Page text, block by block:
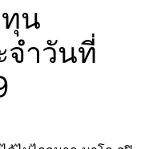
น
จำวันที่